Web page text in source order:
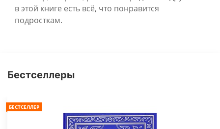
в этой книге есть всё, что понравится
подросткам.
Бестселлеры
БЕСТСЕЛЛЕР